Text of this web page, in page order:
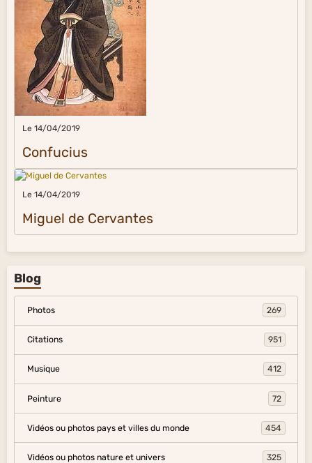
Le 14/04/2019
Confucius
Le 14/04/2019
Miguel de Cervantes
Blog
Photos 269
Citations 951
Musique 412
Peinture 72
Vidéos ou photos pays et villes du monde 454
Vidéos ou photos nature et univers 325